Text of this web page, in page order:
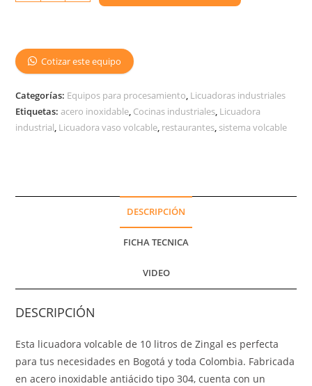
Cotizar este equipo
Categorías: Equipos para procesamiento Licuadoras industriales
Etiquetas:acero inoxidable Cocinas industriales Licuadora
industrial Licuadora vaso volcable restaurantes sistema volcable
DESCRIPCIÓN
FICHA TECNICA
VIDEO
DESCRIPCIÓN
Esta licuadora volcable de 10 litros de Zingal es perfecta
para tus necesidades en Bogotá y toda Colombia. Fabricada
en acero inoxidable antiácido tipo 304, cuenta con un